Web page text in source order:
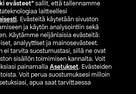
evästeet” sallit, että tallennamme
laitteellesi
. Evästeitä käytetään sivuston
ja käytön analysointiin sekä
Käytämme neljänlaisia evästeitä:
analyyttiset ja mainosevästeet.
ei tarvita suostumustasi, sillä ne ovat
sisällön toimimisen kannalta. Voit
painamalla Asetukset. Evästeiden
Voit perua suostumuksesi milloin
apua saat tarvittaessa
Etsi myymälä
SE NO FI
FI SV